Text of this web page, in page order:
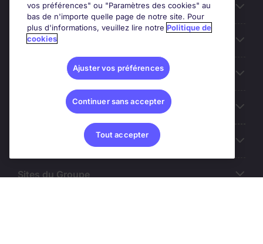
Entreprises
Contact
Les avis Google
Nos offres d'emploi
Sites du Groupe
vos préférences" ou "Paramètres des cookies" au
bas de n'importe quelle page de notre site. Pour
plus d'informations, veuillez lire notre Politique de
cookies
Ajuster vos préférences
Continuer sans accepter
Tout accepter